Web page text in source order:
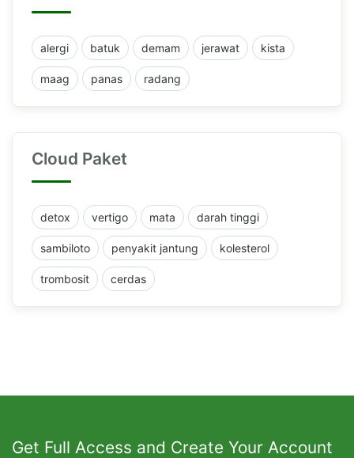
alergi batuk demam jerawat kista
maag panas radang
Cloud Paket
detox vertigo mata darah tinggi
sambiloto penyakit jantung kolesterol
trombosit cerdas
Get Full Access and Create Your Account